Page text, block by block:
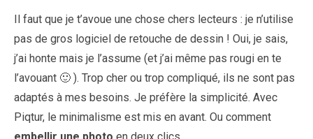
Il faut que je t’avoue une chose chers lecteurs : je n’utilise
pas de gros logiciel de retouche de dessin ! Oui, je sais,
j’ai honte mais je l’assume (et j’ai même pas rougi en te
l’avouant 🙂 ). Trop cher ou trop compliqué, ils ne sont pas
adaptés à mes besoins. Je préfère la simplicité. Avec
Piqtur, le minimalisme est mis en avant. Ou comment